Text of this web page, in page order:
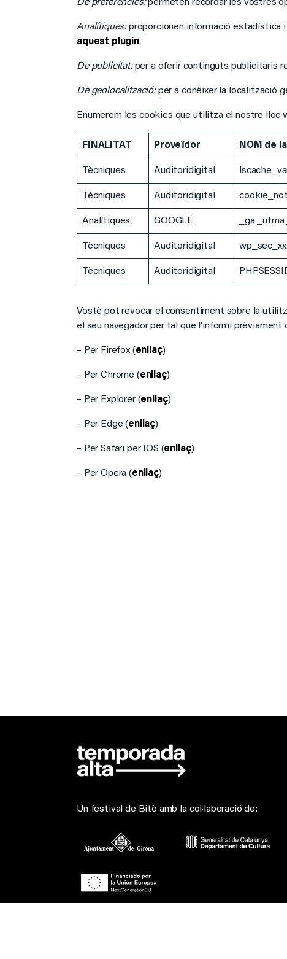
De preferències:permeten recordar les vostres
Analítiques:proporcionen informació estadística
aquest plugin.
De publicitat:per a oferir continguts publicitaris
De geolocalització:per a conèixer la localització
Enumerem les cookies que utilitza el nostre lloc
FINALITAT Proveïdor NOM de
Tècniques Auditoridigital
Tècniques Auditoridigital
Analítiques GOOGLE _ga
Tècniques Auditoridigital
Tècniques Auditoridigital
Vostè pot revocar el consentiment sobre la
el seu navegador per tal que l’informi
– Per Firefox (enllaç)
– Per Chrome (enllaç)
– Per Explorer (enllaç)
– Per Edge (enllaç)
– Per Safari per IOS (enllaç)
– Per Opera (enllaç)
Un festival de Bitò amb la col·laboració de: